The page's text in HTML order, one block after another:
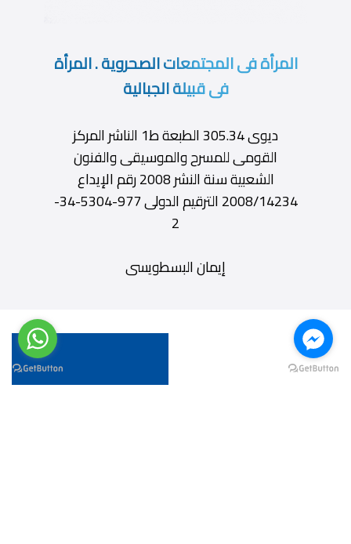
المرأة فى المجتمعات الصحروية . المرأة
فى قبيلة الجبالية
ديوى 305.34 الطبعة ط1 الناشر المركز
القومى للمسرح والموسيقى والفنون
الشعبية سنة النشر 2008 رقم الإيداع
2008/14234 الترقيم الدولى 977-5304-34-
2
إيمان البسطويسى